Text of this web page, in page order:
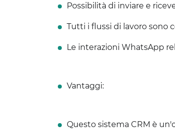
Possibilità di inviare e
Tutti i flussi di lavoro sono
Le interazioni WhatsApp
Vantaggi:
Questo sistema CRM è